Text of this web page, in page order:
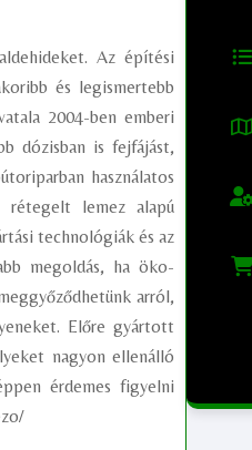
Az építési
és legismertebb
2004-ben emberi
dózisban is fejfájást,
használatos
rétegelt lemez alapú
technológiák és az
megoldás, ha öko-
arról,
Előre gyártott
nagyon ellenálló
érdemes figyelni